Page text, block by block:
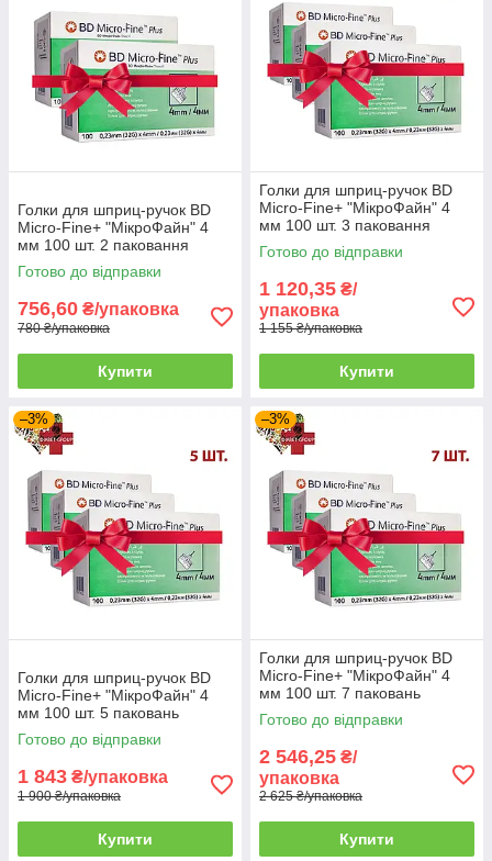
Голки для шприц-ручок BD
Micro-Fine+ "МікроФайн" 4
мм 100 шт. 2 паковання
Готово до відправки
756,60 ₴/упаковка
780 ₴/упаковка
Купити
Голки для шприц-ручок BD
Micro-Fine+ "МікроФайн" 4
мм 100 шт. 3 паковання
Готово до відправки
1 120,35 ₴/
упаковка
1 155 ₴/упаковка
Купити
–3%
Голки для шприц-ручок BD
Micro-Fine+ "МікроФайн" 4
мм 100 шт. 5 паковань
Готово до відправки
1 843 ₴/упаковка
1 900 ₴/упаковка
Купити
–3%
Голки для шприц-ручок BD
Micro-Fine+ "МікроФайн" 4
мм 100 шт. 7 паковань
Готово до відправки
2 546,25 ₴/
упаковка
2 625 ₴/упаковка
Купити